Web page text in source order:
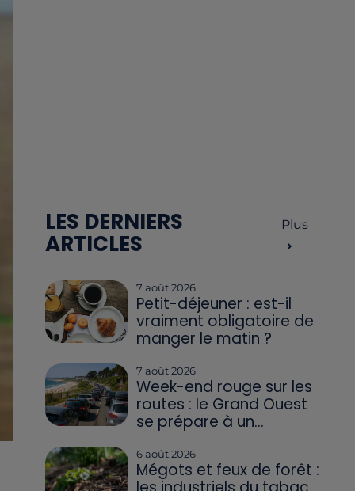
LES DERNIERS
ARTICLES
Plus
7 août 2026
Petit-déjeuner : est-il
vraiment obligatoire de
manger le matin ?
7 août 2026
Week-end rouge sur les
routes : le Grand Ouest
se prépare à un...
6 août 2026
Mégots et feux de forêt :